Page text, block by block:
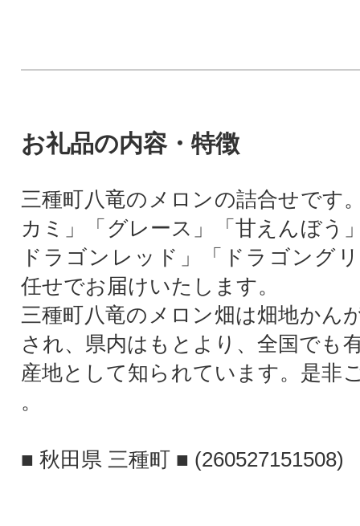
お礼品の内容・特徴
三種町八竜のメロンの詰合せです
カミ」「グレース」「甘えんぼう
ドラゴンレッド」「ドラゴング
任せでお届けいたします。
三種町八竜のメロン畑は畑地かん
され、県内はもとより、全国でも
産地として知られています。是非
。
■ 秋田県 三種町 ■ (260527151508)